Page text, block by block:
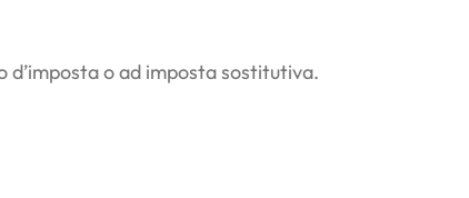
o ad imposta sostitutiva.